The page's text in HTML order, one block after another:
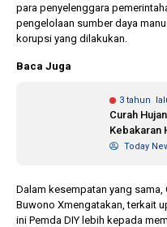
para penyelenggara
pengelolaan sumber daya
korupsi yang dilakukan.
Baca Juga
3 tahun
Curah
Kebakaran
Today
Dalam kesempatan yang sama,
Buwono Xmengatakan, terkait
ini Pemda DIY lebih kepada